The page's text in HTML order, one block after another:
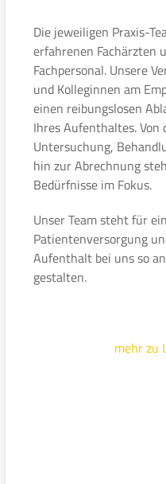
Die jeweiligen Praxis-
erfahrenen Fachärzten
Fachpersonal. Unsere
und Kolleginnen am
einen reibungslosen
Ihres Aufenthaltes. Von
Untersuchung,
hin zur Abrechnung
Bedürfnisse im Fokus.
Unser Team steht für
Patientenversorgung
Aufenthalt bei uns so
gestalten.
mehr zu